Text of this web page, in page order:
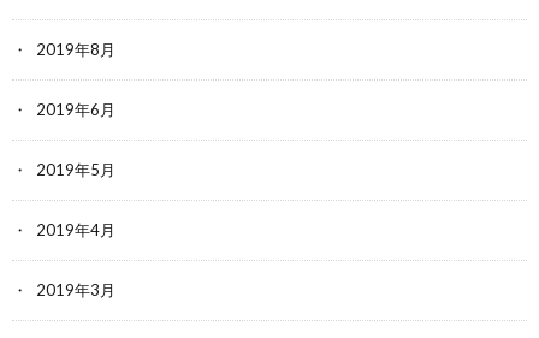
2019年8月
2019年6月
2019年5月
2019年4月
2019年3月